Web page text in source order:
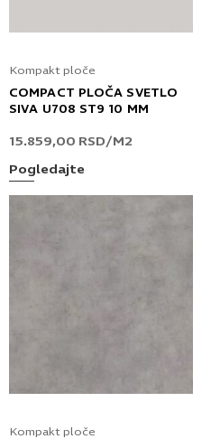
Kompakt ploče
COMPACT PLOČA SVETLO
SIVA U708 ST9 10 MM
15.859,00 RSD/M2
Pogledajte
Kompakt ploče